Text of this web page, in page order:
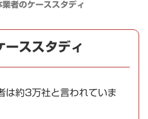
業者のケーススタディ
ーススタディ
は約3万社と言われていま